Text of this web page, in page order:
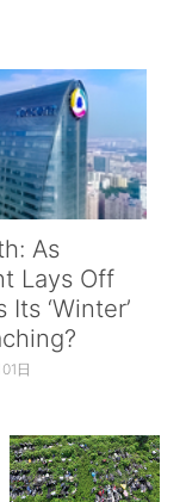
As
Lays Off
Its ‘Winter’
日